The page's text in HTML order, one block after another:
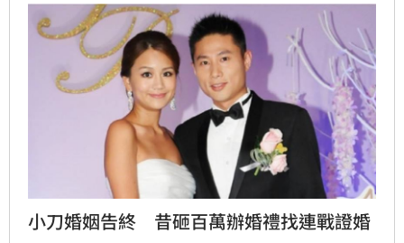
小刀婚姻告終　昔砸百萬辦婚禮找連戰證婚